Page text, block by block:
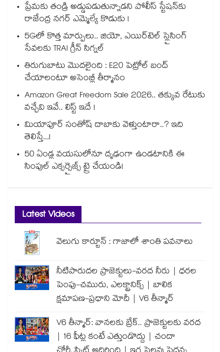
ప్రేమకు తండ్రి అడ్డుపడుతున్నాడని పోలీస్ స్టేషన్⁪కు
రాజేంద్ర నగర్ ఎమ్మెల్యే కొడుకు !
5Gలో కొత్త మార్పులు.. జియో, ఎయిర్‌టెల్ స్లైసింగ్
సేవలకు TRAI గ్రీన్ సిగ్నల్
తిరుగుబాటు మొదలైంది : E20 పెట్రోల్ బంద్
చేయాలంటూ అసెంబ్లీ తీర్మానం
Amazon Great Freedom Sale 2026.. తక్కువ రేటుకు
వచ్చేవి ఇవే.. లిస్ట్ ఇదే !
మియాపూర్ సంతోష్ దాబాకు వెళ్తుంటారా..? ఇది
తెలిస్తే...!
50 ఏండ్ల వయసులోనూ దృఢంగా ఉండటానికి ఈ
సింపుల్ ఎక్సర్సైజ్స్ ట్రై చేయండి!
Latest Videos
వెలుగు కార్టూన్ : గాజాలో శాంతి పవనాలు
నీటిపారుదల ప్రాజెక్టులు-వరద నీరు | ధరల
పెంపు-చమురు, ఎలక్ట్రానిక్స్ | బాలిక
క్షమాపణ-ప్రధాని మోదీ | V6 తీన్మార్
V6 తీన్మార్: వానలకు బ్రేక్.. ప్రాజెక్టులకు వరద
| 16 ఫీట్ల కంటే ఎత్తుండొద్దు | చందా